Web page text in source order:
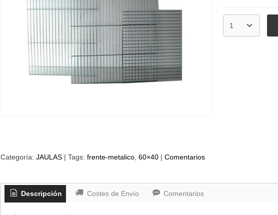
Categoría: JAULAS| Tags: frente-metalico 60×40 | Comentarios
Descripción Costes de Envío Comentarios